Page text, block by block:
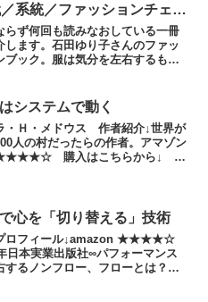
系統／ファッションチェッ
ザイナー
らず何回も読みなおしている一冊
します。石田ゆり子さんのファッ
ブック。服は気分を左右するもの
ァッションアイテムを紹介。ファ
ンに悩む人から、...
システムで動く
・Ｈ・メドウス 作者紹介↓世界が
人の村だったらの作者。アマゾン
購入はこちらから↓
。どん...
心を「切り替える」技術
ロフィール↓amazon ★★★★☆
日本実業出版社∞パフォーマンス
するノンフロー、フローとは？ノ